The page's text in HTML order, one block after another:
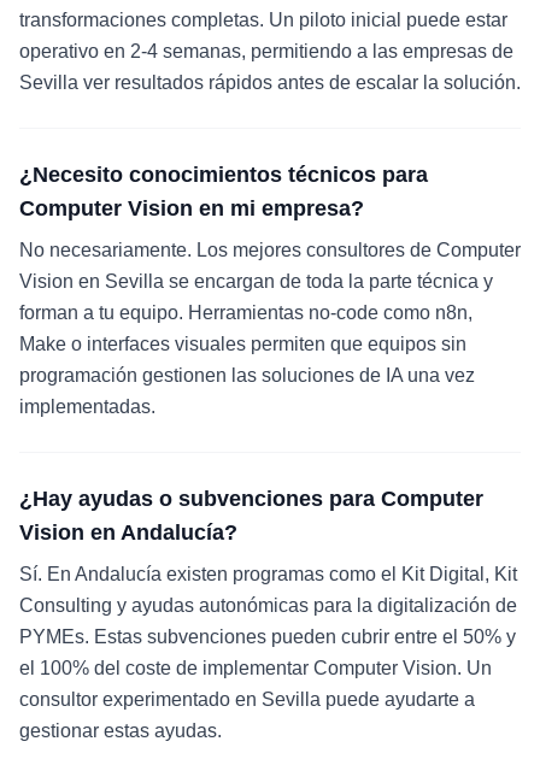
transformaciones completas. Un piloto inicial puede estar
operativo en 2-4 semanas, permitiendo a las empresas de
Sevilla ver resultados rápidos antes de escalar la solución.
¿Necesito conocimientos técnicos para
Computer Vision en mi empresa?
No necesariamente. Los mejores consultores de Computer
Vision en Sevilla se encargan de toda la parte técnica y
forman a tu equipo. Herramientas no-code como n8n,
Make o interfaces visuales permiten que equipos sin
programación gestionen las soluciones de IA una vez
implementadas.
¿Hay ayudas o subvenciones para Computer
Vision en Andalucía?
Sí. En Andalucía existen programas como el Kit Digital, Kit
Consulting y ayudas autonómicas para la digitalización de
PYMEs. Estas subvenciones pueden cubrir entre el 50% y
el 100% del coste de implementar Computer Vision. Un
consultor experimentado en Sevilla puede ayudarte a
gestionar estas ayudas.